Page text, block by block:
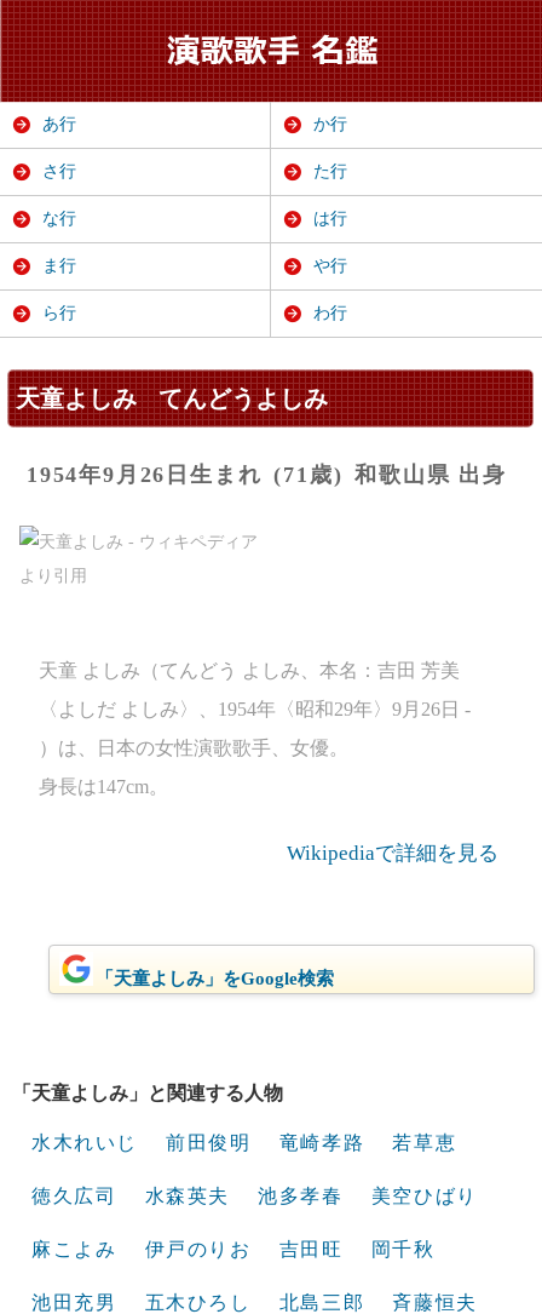
天童よしみ てんどうよしみ
1954年9月26日生まれ (71歳) 和歌山県 出身
天童 よしみ（てんどう よしみ、本名：吉田 芳美
〈よしだ よしみ〉、1954年〈昭和29年〉9月26日 -
）は、日本の女性演歌歌手、女優。
身長は147cm。
Wikipediaで詳細を見る
「天童よしみ」をGoogle検索
「天童よしみ」と関連する人物
水木れいじ 前田俊明 竜崎孝路 若草恵
徳久広司 水森英夫 池多孝春 美空ひばり
麻こよみ 伊戸のりお 吉田旺 岡千秋
池田充男 五木ひろし 北島三郎 斉藤恒夫
あ行 か行
さ行 た行
な行 は行
ま行 や行
ら行 わ行